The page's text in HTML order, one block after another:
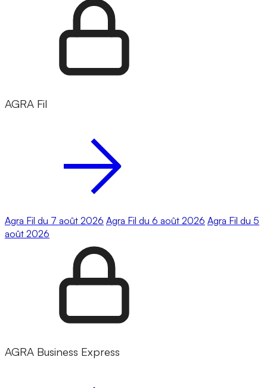
AGRA Fil
Agra Fil du 7 août 2026 Agra Fil du 6 août 2026 Agra Fil du 5
août 2026
AGRA Business Express